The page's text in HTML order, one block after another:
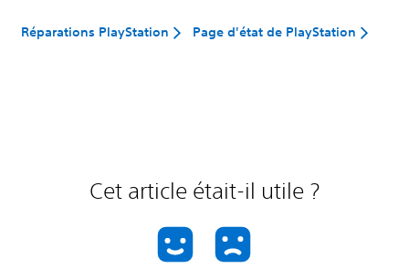
Réparations PlayStation Page d'état de PlayStation
Cet article était-il utile ?